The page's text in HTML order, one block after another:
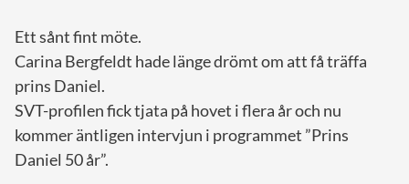
Ett sånt fint möte.
Carina Bergfeldt hade länge drömt om att få träffa
prins Daniel.
SVT-profilen fick tjata på hovet i flera år och nu
kommer äntligen intervjun i programmet ”Prins
Daniel 50 år”.